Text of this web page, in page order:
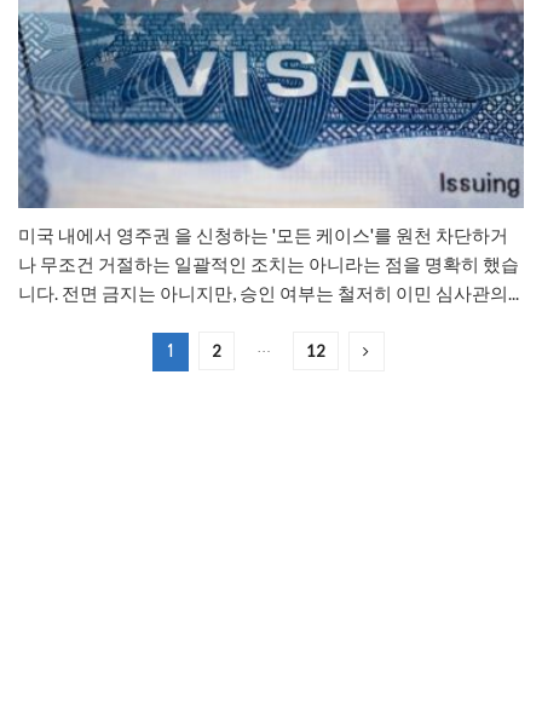
미국 내에서 영주권 을 신청하는 '모든 케이스'를 원천 차단하거
나 무조건 거절하는 일괄적인 조치는 아니라는 점을 명확히 했습
니다. 전면 금지는 아니지만, 승인 여부는 철저히 이민 심사관의...
1 2 … 12